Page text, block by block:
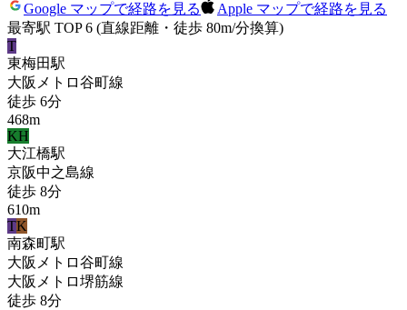
Google マップで経路を見る
Apple マップで経路を見る
最寄駅 TOP 6 (直線距離・徒歩 80m/分換算)
T
東梅田駅
大阪メトロ谷町線
徒歩 6分
468m
KH
大江橋駅
京阪中之島線
徒歩 8分
610m
TK
南森町駅
大阪メトロ谷町線
大阪メトロ堺筋線
徒歩 8分